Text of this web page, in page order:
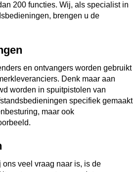
200 functies. Wij, als specialist in
brengen u de
en ontvangers worden gebruikt
Denk maar aan
worden in spuitpistolen van
specifiek gemaakt
maar ook
ons veel vraag naar is, is de